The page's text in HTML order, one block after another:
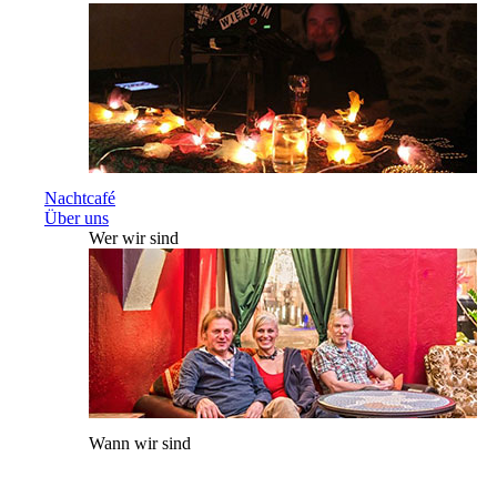
Nachtcafé
Über uns
Wer wir sind
Wann wir sind